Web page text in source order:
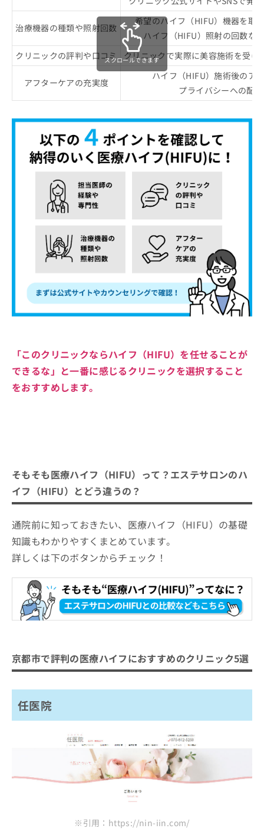
治療機器の種類や照射回数
希望のハイフ（HIFU）機器を取
ハイフ（HIFU）照射の回数な
クリニックの評判や口コミ
クリニックで実際に美容施術を受け
アフターケアの充実度
ハイフ（HIFU）施術後のア
プライバシーへの配
スクロールできます
「このクリニックならハイフ（HIFU）を任せることが
できるな」と一番に感じるクリニックを選択すること
をおすすめします。
そもそも医療ハイフ（HIFU）って？エステサロンのハ
イフ（HIFU）とどう違うの？
通院前に知っておきたい、医療ハイフ（HIFU）の基礎
知識もわかりやすくまとめています。
詳しくは下のボタンからチェック！
京都市で評判の医療ハイフにおすすめのクリニック5選
任医院
※引用：https://nin-iin.com/